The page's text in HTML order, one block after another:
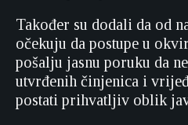
Također su dodali da od
očekuju da postupe u
pošalju jasnu poruku da
utvrđenih činjenica i
postati prihvatljiv oblik